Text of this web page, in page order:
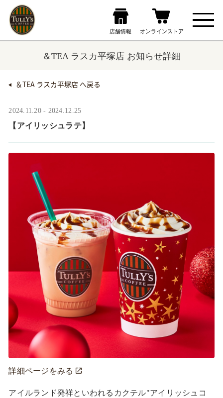
＆TEA ラスカ平塚店 お知らせ詳細
＆TEA ラスカ平塚店 へ戻る
2024.11.20 - 2024.12.25
【アイリッシュラテ】
詳細ページをみる
アイルランド発祥といわれるカクテル"アイリッシュコ